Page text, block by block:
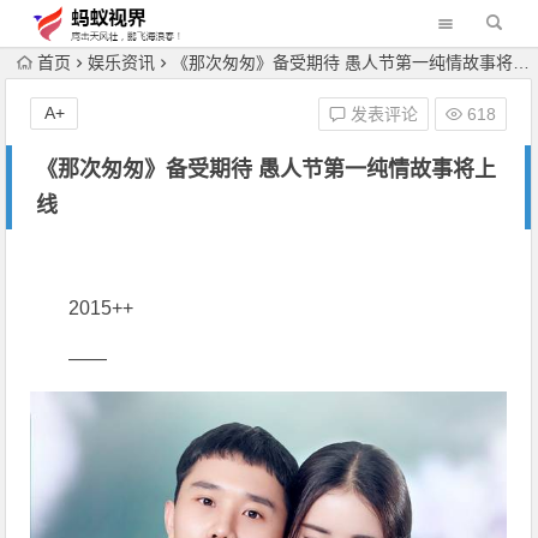
首页 娱乐资讯 《那次匆匆》备受期待 愚人节第一纯情故事将上线
《那次匆匆》备受期待 愚人节第一纯情故事将上
线
发表评论 618
A+
2015++
――